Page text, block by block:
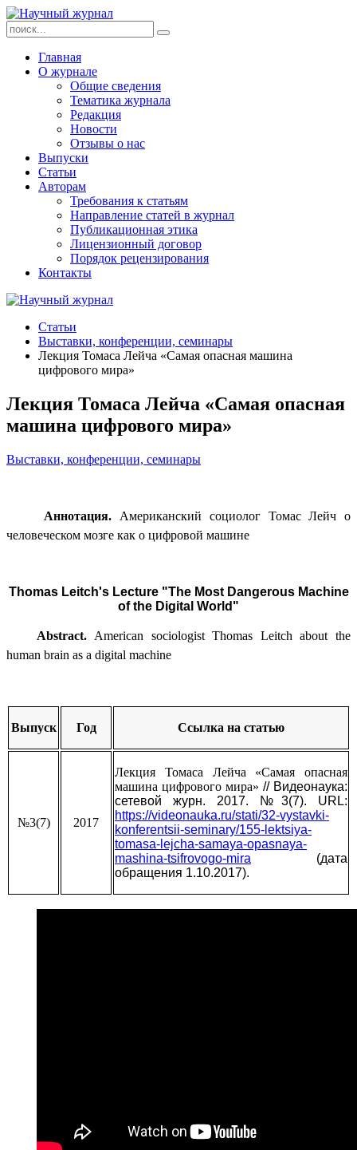
Главная
О журнале
Общие сведения
Тематика журнала
Редакция
Новости
Отзывы о нас
Выпуски
Статьи
Авторам
Требования к статьям
Направление статей в журнал
Публикационная этика
Лицензионный договор
Порядок рецензирования
Контакты
Статьи
Выставки, конференции, семинары
Лекция Томаса Лейча «Самая опасная машина
цифрового мира»
Лекция Томаса Лейча «Самая опасная
машина цифрового мира»
Выставки, конференции, семинары
Аннотация.
Американский социолог Томас Лейч о
человеческом мозге как о цифровой машине
Thomas Leitch's Lecture "The Most Dangerous Machine
of the Digital World"
Abstract.
American sociologist Thomas Leitch about the
human brain as a digital machine
Выпуск Год Ссылка на статью
№3(7) 2017
Лекция Томаса Лейча «Самая опасная
машина цифрового мира» // Видеонаука:
сетевой журн. 2017. №3(7). URL:
https://videonauka.ru/stati/32-vystavki-
konferentsii-seminary/155-lektsiya-
tomasa-lejcha-samaya-opasnaya-
mashina-tsifrovogo-mira (дата
обращения 1.10.2017).